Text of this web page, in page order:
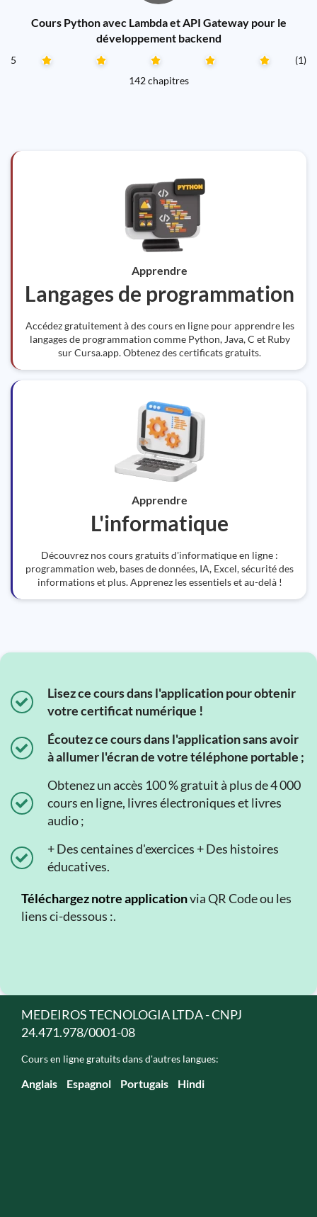
Cours Python avec Lambda et API Gateway pour le
développement backend
5
(1)
142 chapitres
Apprendre
Langages de programmation
Accédez gratuitement à des cours en ligne pour apprendre les
langages de programmation comme Python, Java, C et Ruby
sur Cursa.app. Obtenez des certificats gratuits.
Apprendre
L'informatique
Découvrez nos cours gratuits d'informatique en ligne :
programmation web, bases de données, IA, Excel, sécurité des
informations et plus. Apprenez les essentiels et au-delà !
Lisez ce cours dans l'application pour obtenir
votre certificat numérique !
Écoutez ce cours dans l'application sans avoir
à allumer l'écran de votre téléphone portable ;
Obtenez un accès 100 % gratuit à plus de 4 000
cours en ligne, livres électroniques et livres
audio ;
+ Des centaines d'exercices + Des histoires
éducatives.
Téléchargez notre applicationvia QR Code ou les
liens ci-dessous :.
MEDEIROS TECNOLOGIA LTDA - CNPJ
24.471.978/0001-08
Cours en ligne gratuits dans d'autres langues:
Anglais Espagnol Portugais Hindi